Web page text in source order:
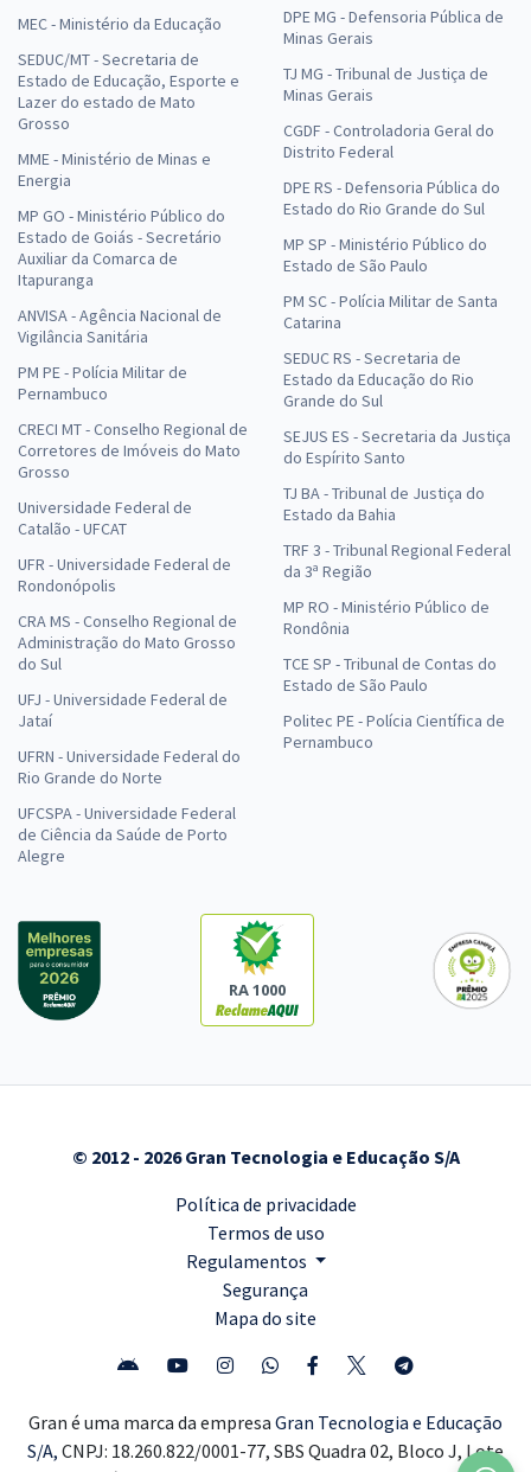
MEC - Ministério da Educação
SEDUC/MT - Secretaria de
Estado de Educação, Esporte e
Lazer do estado de Mato
Grosso
MME - Ministério de Minas e
Energia
MP GO - Ministério Público do
Estado de Goiás - Secretário
Auxiliar da Comarca de
Itapuranga
ANVISA - Agência Nacional de
Vigilância Sanitária
PM PE - Polícia Militar de
Pernambuco
CRECI MT - Conselho Regional de
Corretores de Imóveis do Mato
Grosso
Universidade Federal de
Catalão - UFCAT
UFR - Universidade Federal de
Rondonópolis
CRA MS - Conselho Regional de
Administração do Mato Grosso
do Sul
UFJ - Universidade Federal de
Jataí
UFRN - Universidade Federal do
Rio Grande do Norte
UFCSPA - Universidade Federal
de Ciência da Saúde de Porto
Alegre
DPE MG - Defensoria Pública de
Minas Gerais
TJ MG - Tribunal de Justiça de
Minas Gerais
CGDF - Controladoria Geral do
Distrito Federal
DPE RS - Defensoria Pública do
Estado do Rio Grande do Sul
MP SP - Ministério Público do
Estado de São Paulo
PM SC - Polícia Militar de Santa
Catarina
SEDUC RS - Secretaria de
Estado da Educação do Rio
Grande do Sul
SEJUS ES - Secretaria da Justiça
do Espírito Santo
TJ BA - Tribunal de Justiça do
Estado da Bahia
TRF 3 - Tribunal Regional Federal
da 3ª Região
MP RO - Ministério Público de
Rondônia
TCE SP - Tribunal de Contas do
Estado de São Paulo
Politec PE - Polícia Científica de
Pernambuco
RA 1000
© 2012 - 2026 Gran Tecnologia e Educação S/A
Política de privacidade
Termos de uso
Regulamentos
Segurança
Mapa do site
Gran é uma marca da empresa Gran Tecnologia e Educação
S/A, CNPJ: 18.260.822/0001-77, SBS Quadra 02, Bloco J, Lote